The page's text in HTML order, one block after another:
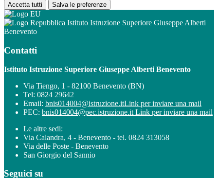
Accetta tutti Salva le preferenze
Istituto Istruzione Superiore Giuseppe Alberti
Benevento
Contatti
Istituto Istruzione Superiore Giuseppe Alberti Benevento
Via Tiengo, 1 - 82100 Benevento (BN)
Tel: 0824 29642
Email: bnis014004@istruzione.itLink per inviare una mail
PEC: bnis014004@pec.istruzione.it Link per inviare una mail
Le altre sedi:
Via Calandra, 4 - Benevento - tel. 0824 313058
Via delle Poste - Benevento
San Giorgio del Sannio
Seguici su